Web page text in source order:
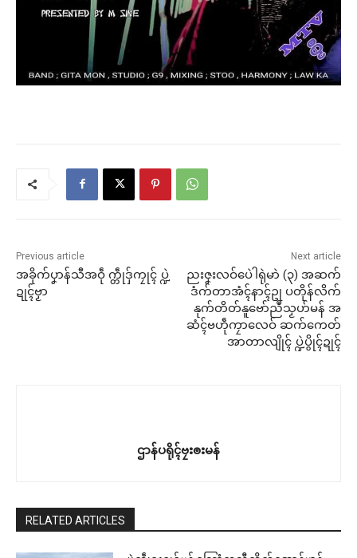
Previous article
အခိုက်ပၞာန်သီအဝဵု က္တဵုဒှ်ကၠုၚ် ပ္ဍဲ
ဍုၚ်ဗၟာ
Next article
ညးဇၞးလဝ်ပေဲါရုဲမာဲ (၃) အဆက်
ဒံက်တာအံၚ်နာၚ်ဥု ပတိုန်လိက်
နုက်တိတ်နူဗော်ညဳသၟဟ်မန် အ
ဆံၚ်ဗဟဵုကၠာလေဝ် ဆက်ကေတ်
အာတာလျိုၚ် ပ္ဍဲပွိုၚ်ဍုၚ်
ဌာန်ပရိုၚ်ဗၠးၜးမန်
RELATED ARTICLES